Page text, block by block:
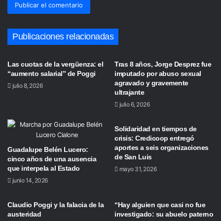
Publicaciones relacionadas
Las cuotas de la vergüenza: el
“aumento salarial” de Poggi
julio 8, 2026
Tras 8 años, Jorge Desprez fue
imputado por abuso sexual
agravado y gravemente
ultrajante
julio 6, 2026
Guadalupe Belén Lucero:
cinco años de una ausencia
que interpela al Estado
junio 14, 2026
Solidaridad en tiempos de
crisis: Credicoop entregó
aportes a seis organizaciones
de San Luis
mayo 31, 2026
Claudio Poggi y la falacia de la
austeridad
“Hay alguien que casi no fue
investigado: su abuelo paterno